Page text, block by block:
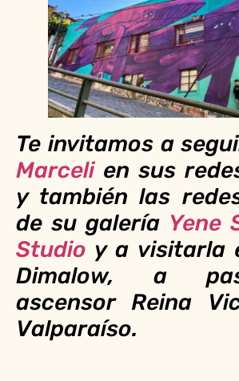
Te invitamos a
Marcelien sus
y también las
de su galería Yene
Studio y a visitarla
Dimalow, a
ascensor Reina
Valparaíso.